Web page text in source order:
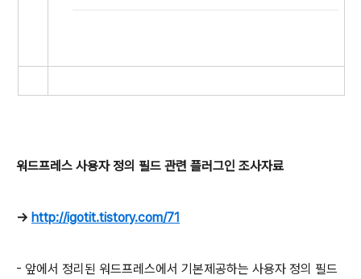
워드프레스 사용자 정의 필드 관련 플러그인 조사자료
-> http://igotit.tistory.com/71
- 앞에서 정리된 워드프레스에서 기본제공하는 사용자 정의 필드